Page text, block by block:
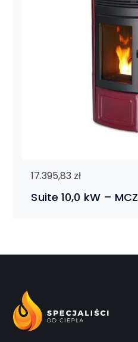
Suite 10,0 kW – MCZ
17.395,83 zł